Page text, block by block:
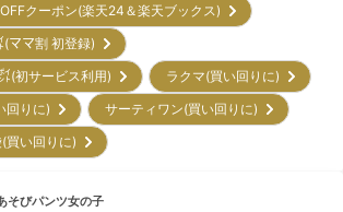
クーポン(楽天24＆楽天ブックス)
(ママ割 初登録)
(初サービス利用)
ラクマ(買い回りに)
回りに)
サーティワン(買い回りに)
(買い回りに)
そびパンツ女の子